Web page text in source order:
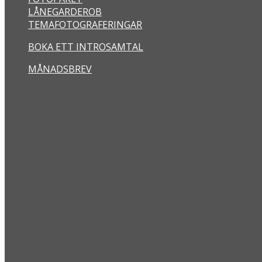
LÅNEGARDEROB
TEMAFOTOGRAFERINGAR
BOKA ETT INTROSAMTAL
MÅNADSBREV